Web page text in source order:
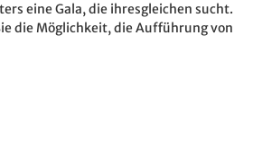
eine Gala, die ihresgleichen sucht.
die Möglichkeit, die Aufführung von